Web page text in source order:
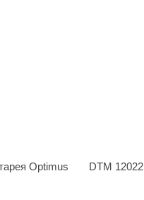
Optimus
DTM 12022